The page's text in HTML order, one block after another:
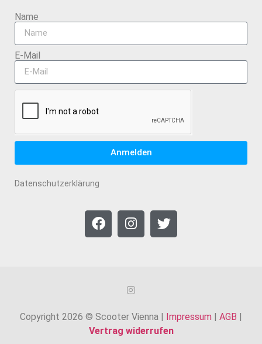
Name
E-Mail
Anmelden
Datenschutzerklärung
Copyright 2026 © Scooter Vienna | Impressum | AGB |
Vertrag widerrufen